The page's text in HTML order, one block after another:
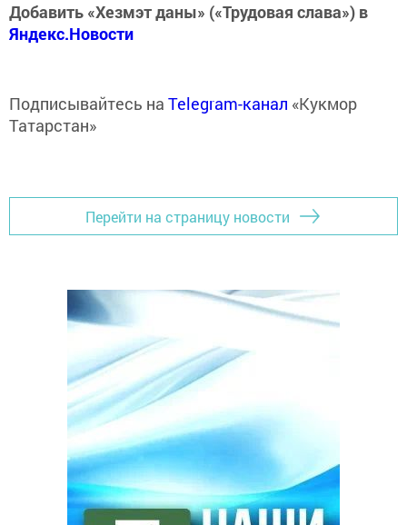
Добавить «Хезмэт даны» («Трудовая слава») в
Яндекс.Новости
Подписывайтесь на Telegram-канал «Кукмор
Татарстан»
Перейти на страницу новости